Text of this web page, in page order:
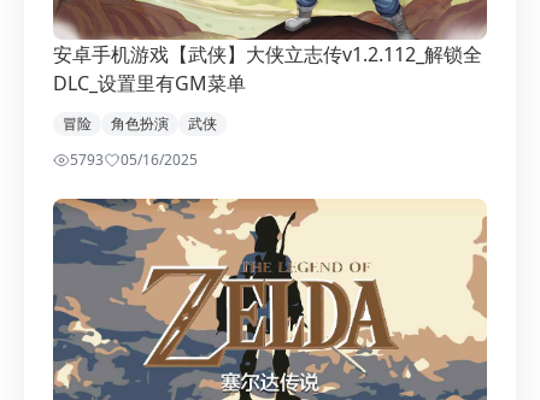
安卓手机游戏【武侠】大侠立志传v1.2.112_解锁全
DLC_设置里有GM菜单
冒险 角色扮演
武侠
5793
05/16/2025